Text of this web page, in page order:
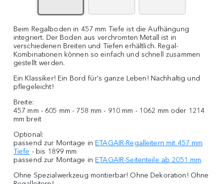
Beim Regalboden in 457 mm Tiefe ist die Aufhängung
integriert. Der Boden aus verchromten Metall ist in
verschiedenen Breiten und Tiefen erhältlich. Regal-
Kombinationen können so einfach und schnell zusammen
gestellt werden.
Ein Klassiker! Ein Bord für's ganze Leben! Nachhaltig und
pflegeleicht!
Breite:
457 mm - 605 mm - 758 mm - 910 mm - 1062 mm oder 1214
mm breit
Optional:
passend zur Montage inETAGAIR-Regalleitern mit 457 mm
Tiefe - bis 1899 mm
passend zur Montage inETAGAIR-Seitenteile ab 2051 mm
Ohne Spezialwerkzeug montierbar! Ohne Dekoration! Ohne